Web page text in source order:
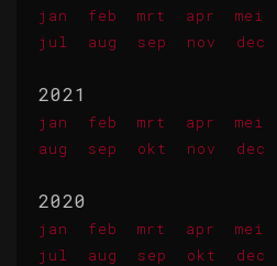
jan feb mrt apr mei
jul
aug sep nov dec
2021
jan feb mrt apr mei
aug
sep okt nov dec
2020
jan feb mrt apr mei
jul
aug sep okt dec